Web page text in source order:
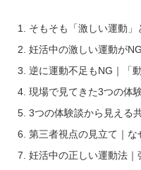
そもそも「激しい運動
妊活中の激しい運動が
逆に運動不足もNG｜「
現場で見てきた3つの体
3つの体験談から見える
第三者視点の見立て｜
妊活中の正しい運動法｜